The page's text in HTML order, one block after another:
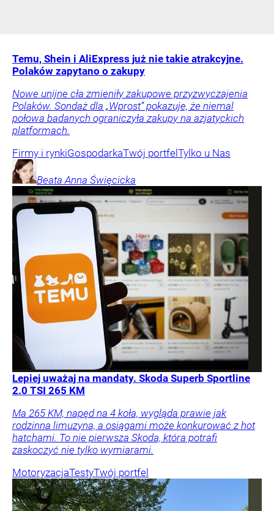
Temu, Shein i AliExpress już nie takie atrakcyjne.
Polaków zapytano o zakupy
Nowe unijne cła zmieniły zakupowe przyzwyczajenia
Polaków. Sondaż dla „Wprost” pokazuje, że niemal
połowa badanych ograniczyła zakupy na azjatyckich
platformach.
Firmy i rynkiGospodarkaTwój portfel Tylko u Nas
Beata Anna Święcicka
Lepiej uważaj na mandaty. Skoda Superb Sportline
2.0 TSI 265 KM
Ma 265 KM, napęd na 4 koła, wygląda prawie jak
rodzinna limuzyna, a osiągami może konkurować z hot
hatchami. To nie pierwsza Skoda, która potrafi
zaskoczyć nie tylko wymiarami.
MotoryzacjaTestyTwój portfel